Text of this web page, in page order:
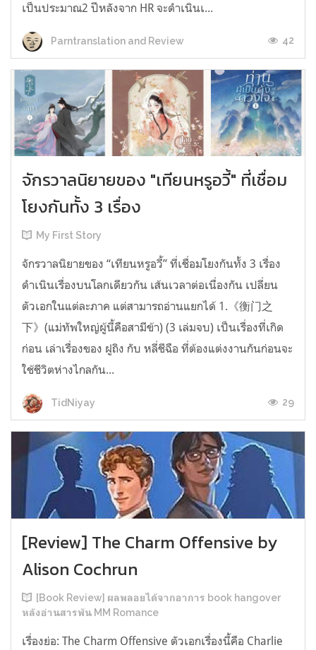
เป็นประมาณ2 ปีหลังจาก HR จะดำเนินเ...
Parntranslation and Review 42
จักรวาลนิยายของ "เทียนหรูอวี้" ที่เชื่อม
โยงกันทั้ง 3 เรื่อง
My First Story
จักรวาลนิยายของ “เทียนหรูอวี้” ที่เชื่อมโยงกันทั้ง 3 เรื่อง
ดำเนินเรื่องบนโลกเดียวกัน เส้นเวลาต่อเนื่องกัน เปลี่ยน
ตัวเอกในแต่ละภาค แต่สามารถอ่านแยกได้ 1.《衡门之
下》(แม่ทัพใหญ่ผู้นี้คือสามีข้า) (3 เล่มจบ) เป็นเรื่องที่เกิด
ก่อน เล่าเรื่องของ ฝูถิง กับ หลี่ชีฉือ ที่ต้องแต่งงานกันก่อนจะ
ใช้ชีวิตห่างไกลกัน...
TidNiyay 29
[Review] The Charm Offensive by
Alison Cochrun
[Book Review] ผลพลอยได้จากอาการ book hangover
หลังอ่านสารพัน MM Romance
เรื่องย่อ: The Charm Offensive ตัวเอกเรื่องนี้คือ Charlie